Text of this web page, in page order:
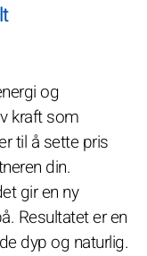
og
kraft som
til å sette pris
din.
gir en ny
Resultatet er en
dyp og naturlig.